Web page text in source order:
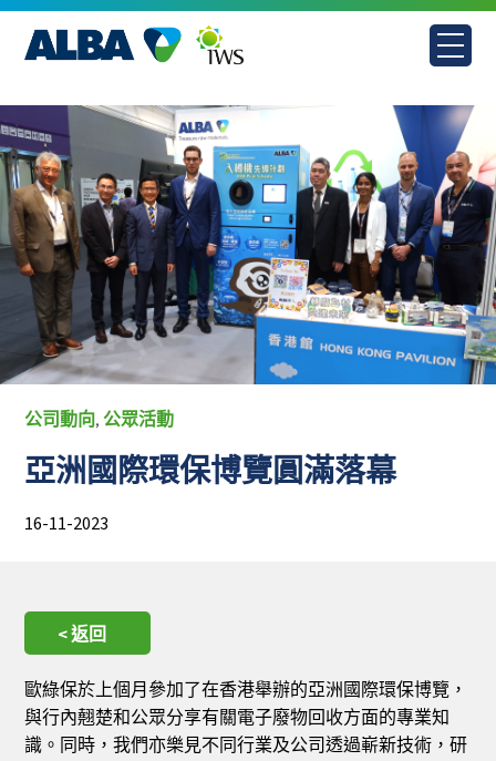
Skip
content
公司動向, 公眾活動
亞洲國際環保博覽圓滿落幕
16-11-2023
< 返回
歐綠保於上個月參加了在香港舉辦的亞洲國際環保博覽，
與行內翹楚和公眾分享有關電子廢物回收方面的專業知
識。同時，我們亦樂見不同行業及公司透過嶄新技術，研